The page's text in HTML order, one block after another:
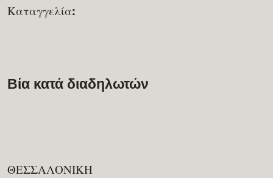
Καταγγελία:
Βία κατά διαδηλωτών
ΘΕΣΣΑΛΟΝΙΚΗ